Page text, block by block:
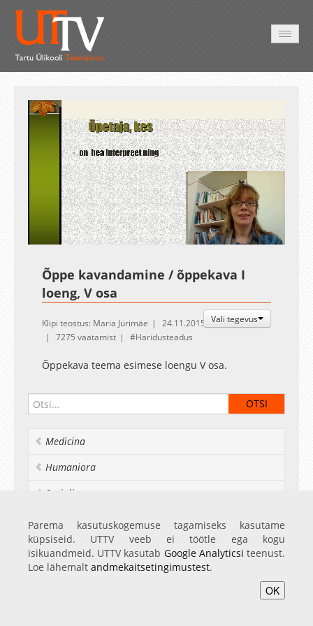
UnmuteLoaded:
22.48%
Esituskiirused
Auto
Õppe kavandamine / õppekava I
loeng, V osa
Vali tegevus
Klipi teostus: Maria Jürimäe
24.11.2015
7275 vaatamist
Haridusteadus
Õppekava teema esimese loengu V osa.
Medicina
Humaniora
Socialia
Realia et naturalia
Ülikoolist veel
Parema kasutuskogemuse tagamiseks kasutame
küpsiseid. UTTV veeb ei töötle ega kogu
isikuandmeid. UTTV kasutab Google Analyticsi teenust.
Loe lähemalt andmekaitsetingimustest.
OK